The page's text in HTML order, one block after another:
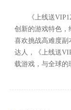
《上线送
创新的游戏特色，
喜欢挑战高难度副
达人，《上线送
载游戏，与全球的